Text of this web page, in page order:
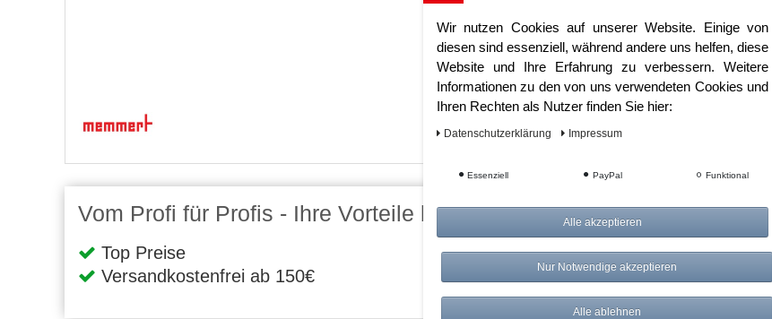
Vom Profi für Profis - Ihre Vorteile bei AWWM:
Top Preise
Versandkostenfrei ab 150€
Risikolos: 14 Tage Rückgabe
Über 20.000 Artikel
Wir nutzen Cookies auf unserer Website. Einige von
diesen sind essenziell, während andere uns helfen, diese
Website und Ihre Erfahrung zu verbessern. Weitere
Informationen zu den von uns verwendeten Cookies und
Ihren Rechten als Nutzer finden Sie hier:
Daten­schutz­erklärung Impressum
Essenziell PayPal Funktional
Alle akzeptieren
Nur Notwendige akzeptieren
Alle ablehnen